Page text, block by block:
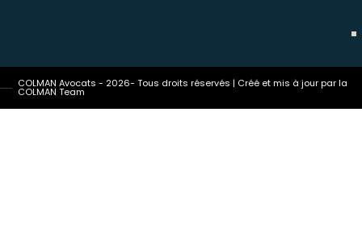
COLMAN Avocats - 2026- Tous droits réservés | Créé et mis à jour par la
COLMAN Team